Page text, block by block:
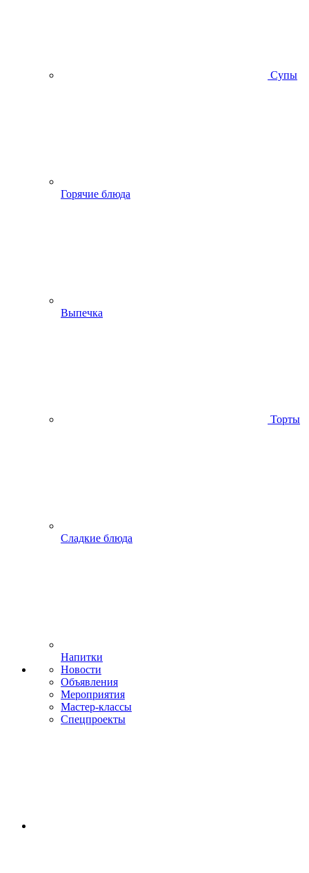
Супы
Горячие блюда
Выпечка
Торты
Сладкие блюда
Напитки
Новости
Объявления
Мероприятия
Мастер-классы
Спецпроекты